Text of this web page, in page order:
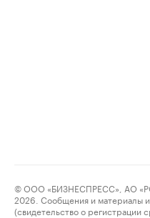
© ООО «БИЗНЕСПРЕСС», АО
2026. Сообщения и материалы
(свидетельство о регистрации